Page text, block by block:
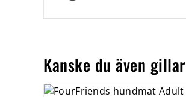
Kanske du även gillar